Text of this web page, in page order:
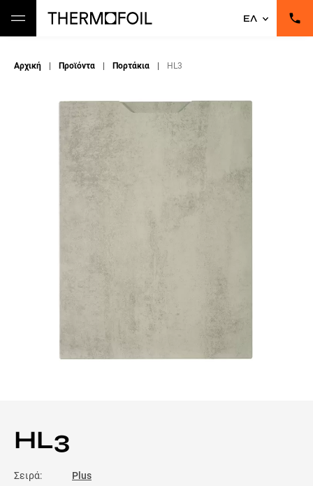
ΕΛ
Αρχική Προϊόντα Πορτάκια HL3
HL3
Σειρά:
Plus